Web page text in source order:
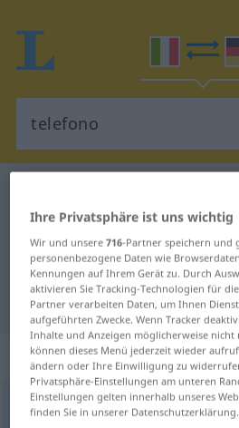
Italienisch-Deutsch
für "telefono"
"telefono" Deutsch
„telefono“:
telefono [teˈlɛːfono]m
Ihre Privatsphäre ist uns wichtig
Wir und unsere716-Partner speichern und
personenbezogene Daten wie
Kennungen auf Ihrem Gerät zu. Durch
aktivieren Sie Tracking-Technologien für
Partner verarbeiten Daten, um Ihnen
aufgeführten Zwecke. Wenn Tracker
Inhalte und Anzeigen möglicherweise nicht
können dieses Menü jederzeit wieder
ändern oder Ihre Einwilligung zu
Privatsphäre-Einstellungen am unteren
Einstellungen gelten innerhalb unseres
finden Sie in unserer Datenschutzerklärung.